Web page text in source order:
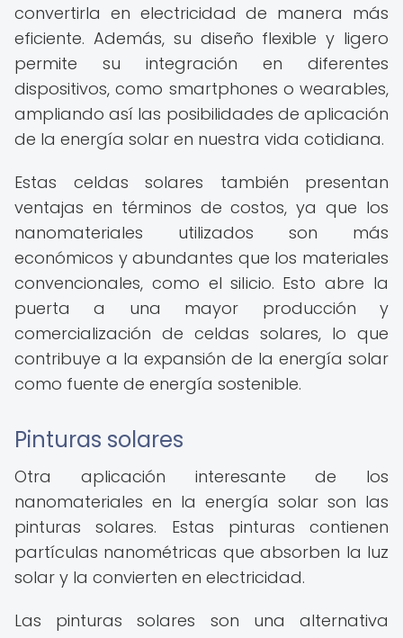
convertirla en electricidad de manera más
eficiente. Además, su diseño flexible y ligero
permite su integración en diferentes
dispositivos, como smartphones o wearables,
ampliando así las posibilidades de aplicación
de la energía solar en nuestra vida cotidiana.
Estas celdas solares también presentan
ventajas en términos de costos, ya que los
nanomateriales utilizados son más
económicos y abundantes que los materiales
convencionales, como el silicio. Esto abre la
puerta a una mayor producción y
comercialización de celdas solares, lo que
contribuye a la expansión de la energía solar
como fuente de energía sostenible.
Pinturas solares
Otra aplicación interesante de los
nanomateriales en la energía solar son las
pinturas solares. Estas pinturas contienen
partículas nanométricas que absorben la luz
solar y la convierten en electricidad.
Las pinturas solares son una alternativa